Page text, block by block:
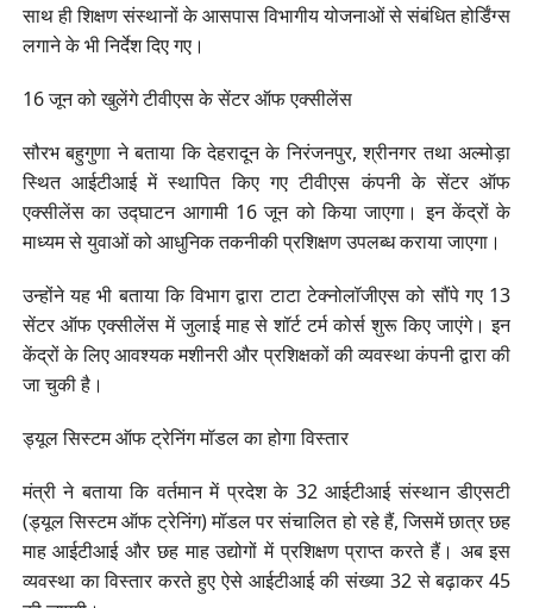
साथ ही शिक्षण संस्थानों के आसपास विभागीय योजनाओं से संबंधित होर्डिंग्स
लगाने के भी निर्देश दिए गए।
16 जून को खुलेंगे टीवीएस के सेंटर ऑफ एक्सीलेंस
सौरभ बहुगुणा ने बताया कि देहरादून के निरंजनपुर, श्रीनगर तथा अल्मोड़ा
स्थित आईटीआई में स्थापित किए गए टीवीएस कंपनी के सेंटर ऑफ
एक्सीलेंस का उद्घाटन आगामी 16 जून को किया जाएगा। इन केंद्रों के
माध्यम से युवाओं को आधुनिक तकनीकी प्रशिक्षण उपलब्ध कराया जाएगा।
उन्होंने यह भी बताया कि विभाग द्वारा टाटा टेक्नोलॉजीएस को सौंपे गए 13
सेंटर ऑफ एक्सीलेंस में जुलाई माह से शॉर्ट टर्म कोर्स शुरू किए जाएंगे। इन
केंद्रों के लिए आवश्यक मशीनरी और प्रशिक्षकों की व्यवस्था कंपनी द्वारा की
जा चुकी है।
ड्यूल सिस्टम ऑफ ट्रेनिंग मॉडल का होगा विस्तार
मंत्री ने बताया कि वर्तमान में प्रदेश के 32 आईटीआई संस्थान डीएसटी
(ड्यूल सिस्टम ऑफ ट्रेनिंग) मॉडल पर संचालित हो रहे हैं, जिसमें छात्र छह
माह आईटीआई और छह माह उद्योगों में प्रशिक्षण प्राप्त करते हैं। अब इस
व्यवस्था का विस्तार करते हुए ऐसे आईटीआई की संख्या 32 से बढ़ाकर 45